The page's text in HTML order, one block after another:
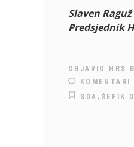
Slaven Raguž
Predsjednik
OBJAVIO
HRS
KOMENTARI
SDA , ŠEFIK